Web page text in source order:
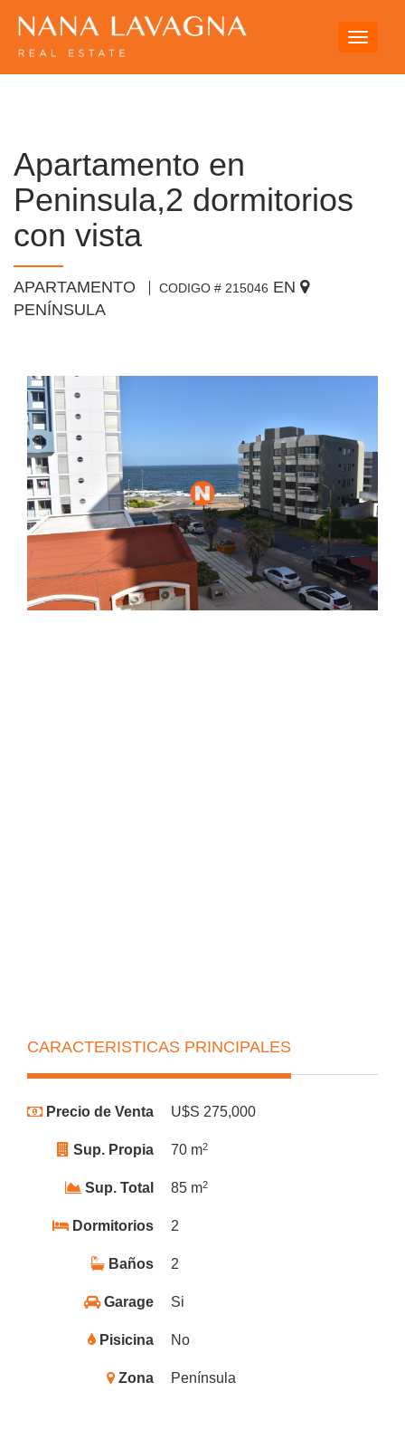
Toggle
Apartamento en
Peninsula,2 dormitorios
con vista
APARTAMENTO CODIGO # 215046 EN
PENÍNSULA
CARACTERISTICAS PRINCIPALES
Precio de Venta U$S 275,000
Sup. Propia 70 m2
Sup. Total 85 m2
Dormitorios 2
Baños 2
Garage Si
Pisicina No
Zona Península